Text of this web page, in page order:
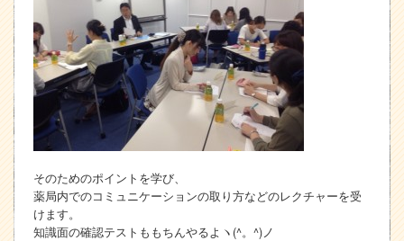
そのためのポイントを学び、
薬局内でのコミュニケーションの取り方などのレクチャーを受
けます。
知識面の確認テストももちんやるよヽ(^。^)ノ